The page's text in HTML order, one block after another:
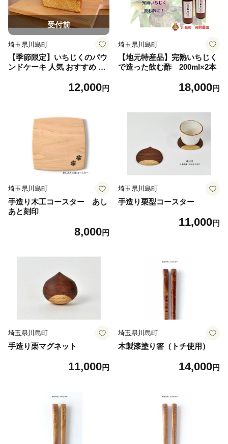
受付前
埼玉県川島町
【季節限定】いちじくのパウ
ンドケーキ 人気 おすすめ 絶
フランス菓子 パウンドケーキ
12,000円
埼玉県川島町
【地元特産品】完熟いちじく
で造った飲む酢 200ml×2本
18,000円
埼玉県川島町
手造り木工コースター あし
あと刻印
8,000円
埼玉県川島町
手造り栗型コースター
11,000円
埼玉県川島町
手造り栗マグネット
11,000円
埼玉県川島町
木製漆塗り箸（トチ使用）
14,000円